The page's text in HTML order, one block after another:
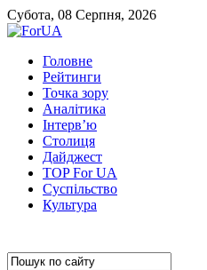
Субота, 08 Серпня, 2026
Головне
Рейтинги
Точка зору
Аналітика
Інтерв’ю
Столиця
Дайджест
TOP For UA
Суспiльство
Культура